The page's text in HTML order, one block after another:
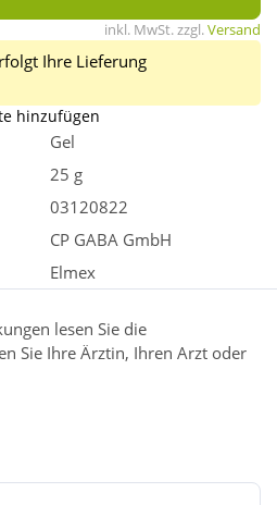
inkl. MwSt. zzgl.Versand
Ihre Lieferung
hinzufügen
Gel
25 g
03120822
CP GABA GmbH
Elmex
lesen Sie die
Sie Ihre Ärztin, Ihren Arzt oder